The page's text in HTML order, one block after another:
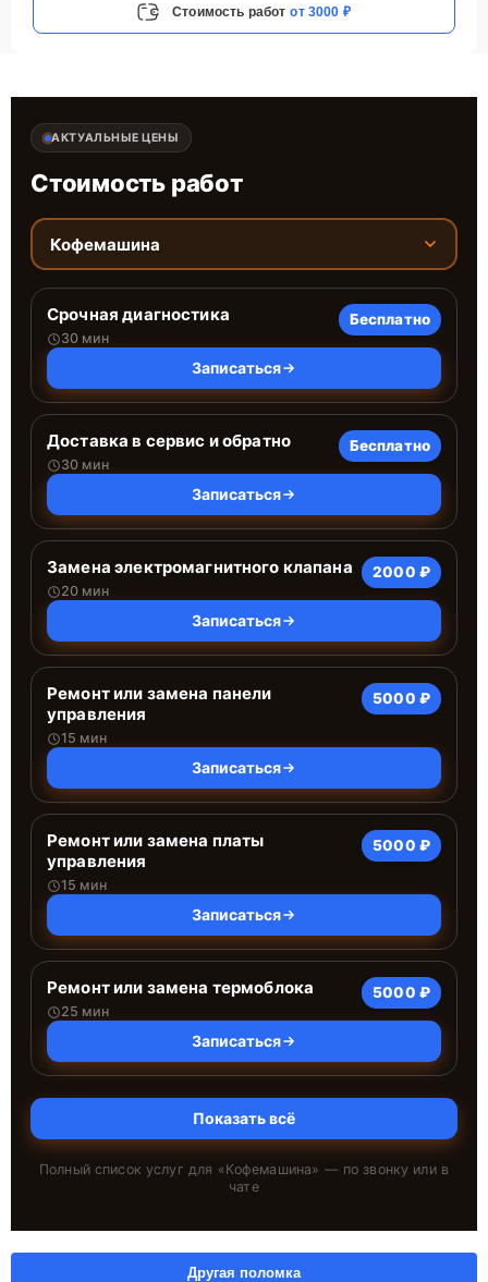
Стоимость работ от 3000 ₽
АКТУАЛЬНЫЕ ЦЕНЫ
Стоимость работ
Кофемашина
Срочная диагностика
30 мин
Бесплатно
Записаться
Доставка в сервис и обратно
30 мин
Бесплатно
Записаться
Замена электромагнитного клапана
20 мин
2000 ₽
Записаться
Ремонт или замена панели
управления
15 мин
5000 ₽
Записаться
Ремонт или замена платы
управления
15 мин
5000 ₽
Записаться
Ремонт или замена термоблока
25 мин
5000 ₽
Записаться
Показать всё
Полный список услуг для «Кофемашина» — по звонку или в
чате
Другая поломка